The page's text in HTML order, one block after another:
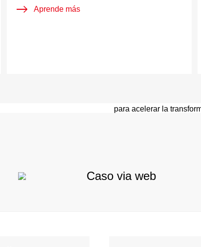
Aprende más
para acelerar la
Caso via web